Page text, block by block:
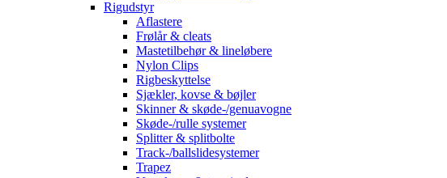
Rigudstyr
Aflastere
Frølår & cleats
Mastetilbehør & lineløbere
Nylon Clips
Rigbeskyttelse
Sjækler, kovse & bøjler
Skinner & skøde-/genuavogne
Skøde-/rulle systemer
Splitter & splitbolte
Track-/ballslidesystemer
Trapez